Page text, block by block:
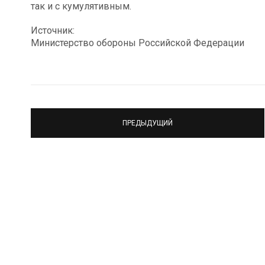
так и с кумулятивным.
Источник:
Министерство обороны Российской Федерации
ПРЕДЫДУЩИЙ